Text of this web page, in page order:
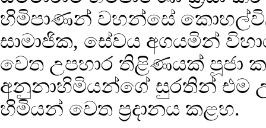
හිමිපාණන් වහන්සේ
සාමාජික, සේවය අගයමින්
වෙත උපහාර තිළිණයක් පූජා
අනුනාහිමියන්ගේ සුරතින් එම
හිමියන් වෙත ප්‍රදානය කළහ.